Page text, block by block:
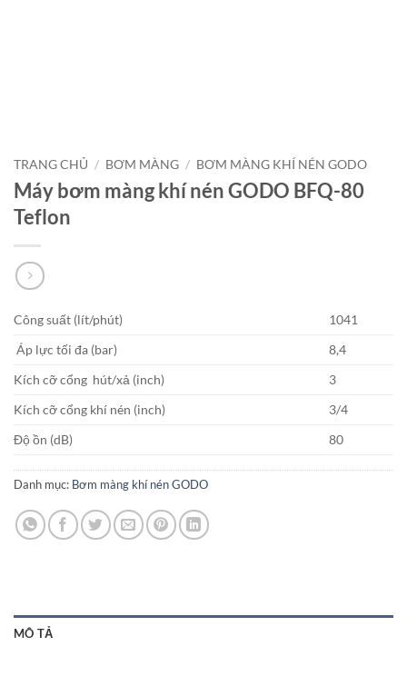
TRANG CHỦ / BƠM MÀNG / BƠM MÀNG KHÍ NÉN GODO
Máy bơm màng khí nén GODO BFQ-80
Teflon
Công suất (lít/phút)
1041
Áp lực tối đa (bar)
8,4
Kích cỡ cổng hút/xả (inch)
3
Kích cỡ cổng khí nén (inch)
3/4
Độ ồn (dB)
80
Danh mục: Bơm màng khí nén GODO
MÔ TẢ